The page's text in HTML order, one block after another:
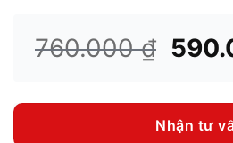
760.000₫ Giá
là:
Nhận tư